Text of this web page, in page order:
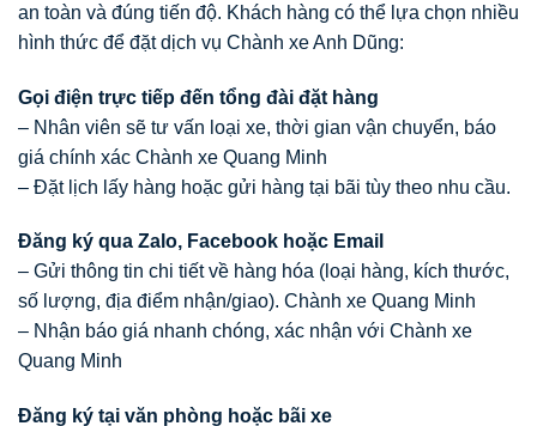
an toàn và đúng tiến độ. Khách hàng có thể lựa chọn nhiều
hình thức để đặt dịch vụ Chành xe Anh Dũng:
Gọi điện trực tiếp đến tổng đài đặt hàng
– Nhân viên sẽ tư vấn loại xe, thời gian vận chuyển, báo
giá chính xác Chành xe Quang Minh
– Đặt lịch lấy hàng hoặc gửi hàng tại bãi tùy theo nhu cầu.
Đăng ký qua Zalo, Facebook hoặc Email
– Gửi thông tin chi tiết về hàng hóa (loại hàng, kích thước,
số lượng, địa điểm nhận/giao). Chành xe Quang Minh
– Nhận báo giá nhanh chóng, xác nhận với Chành xe
Quang Minh
Đăng ký tại văn phòng hoặc bãi xe